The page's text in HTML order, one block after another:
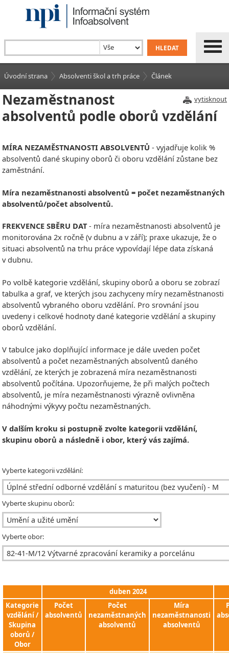
Úvodní strana Absolventi škol a trh práce Článek
vytisknout
Nezaměstnanost
absolventů podle oborů vzdělání
MÍRA NEZAMĚSTNANOSTI ABSOLVENTŮ - vyjadřuje kolik %
absolventů dané skupiny oborů či oboru vzdělání zůstane bez
zaměstnání.
Míra nezaměstnanosti absolventů = počet nezaměstnaných
absolventů/počet absolventů.
FREKVENCE SBĚRU DAT- míra nezaměstnanosti absolventů je
monitorována 2x ročně (v dubnu a v září); praxe ukazuje, že o
situaci absolventů na trhu práce vypovídají lépe data získaná
v dubnu.
Po volbě kategorie vzdělání, skupiny oborů a oboru se zobrazí
tabulka a graf, ve kterých jsou zachyceny míry nezaměstnanosti
absolventů vybraného oboru vzdělání. Pro srovnání jsou
uvedeny i celkové hodnoty dané kategorie vzdělání a skupiny
oborů vzdělání.
V tabulce jako doplňující informace je dále uveden počet
absolventů a počet nezaměstnaných absolventů daného
vzdělání, ze kterých je zobrazená míra nezaměstnanosti
absolventů počítána. Upozorňujeme, že při malých počtech
absolventů, je míra nezaměstnanosti výrazně ovlivněna
náhodnými výkyvy počtu nezaměstnaných.
V dalším kroku si postupně zvolte kategorii vzdělání,
skupinu oborů a následně i obor, který vás zajímá.
Vyberte kategorii vzdělání:
Vyberte skupinu oborů:
Vyberte obor:
duben 2024
Kategorie
vzdělání /
Skupina
oborů /
Obor
Počet
absolventů
Počet
nezaměstnaných
absolventů
Míra
nezaměstnanosti
absolventů